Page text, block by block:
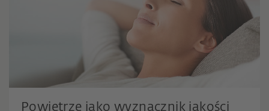
Powietrze jako wyznacznik jakości